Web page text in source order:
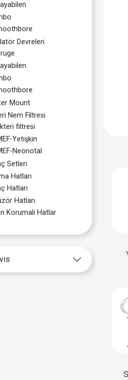
Devreleri
Mount
Nem Filtresi
filtresi
Yetişkin
Neonotal
Setleri
Hatları
Hatları
Hatları
Korumalı Hatlar